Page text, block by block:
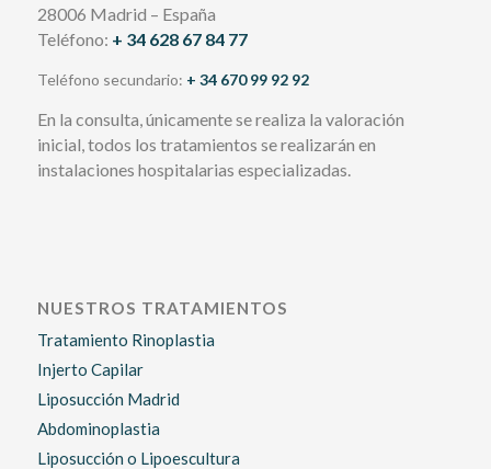
28006 Madrid – España
Teléfono: + 34 628 67 84 77
Teléfono secundario: + 34 670 99 92 92
En la consulta, únicamente se realiza la valoración
inicial, todos los tratamientos se realizarán en
instalaciones hospitalarias especializadas.
NUESTROS TRATAMIENTOS
Tratamiento Rinoplastia
Injerto Capilar
Liposucción Madrid
Abdominoplastia
Liposucción o Lipoescultura